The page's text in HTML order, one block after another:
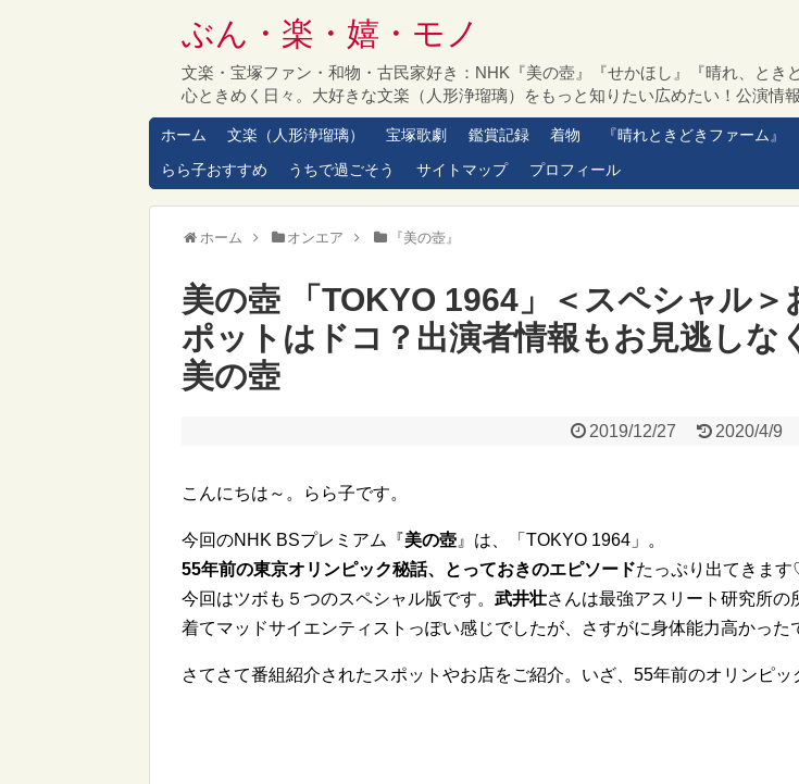
ぶん・楽・嬉・モノ
文楽・宝塚ファン・和物・古民家好き：NHK『美の壺』『せかほし』『晴れ、と
心ときめく日々。大好きな文楽（人形浄瑠璃）をもっと知りたい広めたい！公演情
ホーム 文楽（人形浄瑠璃） 宝塚歌劇 鑑賞記録 着物 『晴れときどきファーム』
らら子おすすめ
うちで過ごそう サイトマップ プロフィール
ホーム オンエア 『美の壺』
美の壺 「TOKYO 1964」＜スペシャル＞
ポットはドコ？出演者情報もお見逃しな
美の壺
2019/12/27 2020/4/9
こんにちは～。らら子です。
今回のNHK BSプレミアム『美の壺 』は、「TOKYO 1964」。
55年前の東京オリンピック秘話、とっておきのエピソードたっぷり出てきま
今回はツボも５つのスペシャル版です。 武井壮さんは最強アスリート研究所の
着てマッドサイエンティストっぽい感じでしたが、さすがに身体能力高かった
さてさて番組紹介されたスポットやお店をご紹介。いざ、55年前のオリンピッ